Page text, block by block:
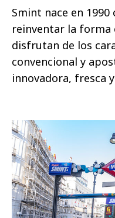
Smint nace en
reinventar la forma
disfrutan de los
convencional y
innovadora, fresca